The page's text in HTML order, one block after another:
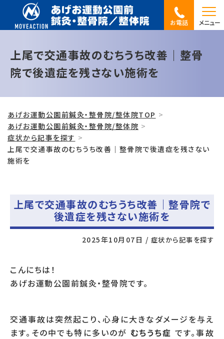
お電話 メニュー
上尾で交通事故のむちうち改善｜整骨
院で後遺症を残さない施術を
あげお運動公園前鍼灸・整骨院/整体院TOP
あげお運動公園前鍼灸・整骨院/整体院
症状から記事を探す
上尾で交通事故のむちうち改善｜整骨院で後遺症を残さない
施術を
上尾で交通事故のむちうち改善｜整骨院で
後遺症を残さない施術を
2025年10月07日 / 症状から記事を探す
こんにちは！
あげお運動公園前鍼灸・整骨院です。
交通事故は突然起こり、心身に大きなダメージを与え
ます。その中でも特に多いのが むちうち症 です。事故